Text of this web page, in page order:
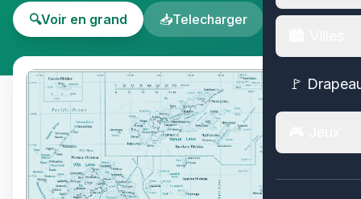
🚩
🔍Voir en grand 📥Telecharger